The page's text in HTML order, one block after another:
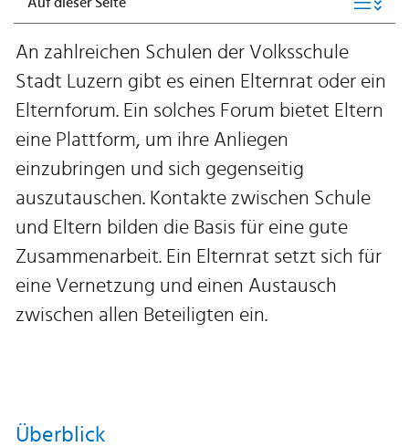
An zahlreichen Schulen der Volksschule
Stadt Luzern gibt es einen Elternrat oder ein
Elternforum. Ein solches Forum bietet Eltern
eine Plattform, um ihre Anliegen
einzubringen und sich gegenseitig
auszutauschen. Kontakte zwischen Schule
und Eltern bilden die Basis für eine gute
Zusammenarbeit. Ein Elternrat setzt sich für
eine Vernetzung und einen Austausch
zwischen allen Beteiligten ein.
Überblick